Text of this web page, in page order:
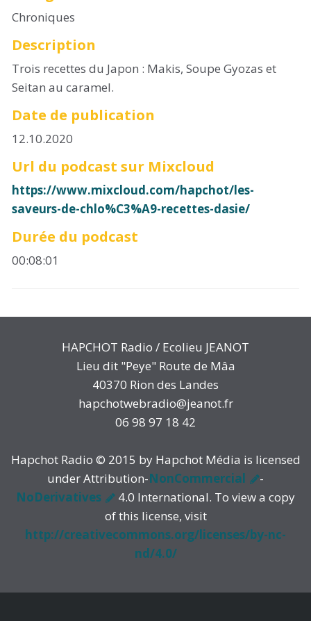
Chroniques
Description
Trois recettes du Japon : Makis, Soupe Gyozas et
Seitan au caramel.
Date de publication
12.10.2020
Url du podcast sur Mixcloud
https://www.mixcloud.com/hapchot/les-
saveurs-de-chlo%C3%A9-recettes-dasie/
Durée du podcast
00:08:01
HAPCHOT Radio / Ecolieu JEANOT
Lieu dit "Peye" Route de Mâa
40370 Rion des Landes
hapchotwebradio@jeanot.fr
06 98 97 18 42
Hapchot Radio © 2015 by Hapchot Média is licensed
under Attribution-NonCommercial
-
NoDerivatives
4.0 International. To view a copy
of this license, visit
http://creativecommons.org/licenses/by-nc-
nd/4.0/